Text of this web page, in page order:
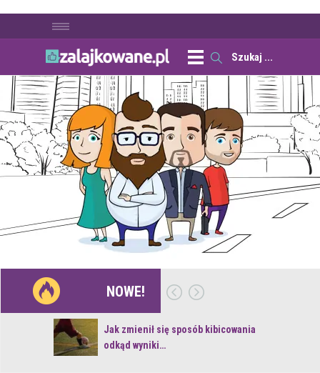
NOWE!
Jak zmienił się sposób kibicowania
odkąd wyniki…